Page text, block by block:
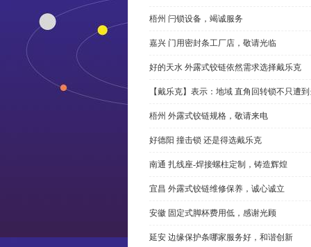
梧州 闩锁设备，竭诚服务
嘉兴 门用密封条工厂店，敬请光临
好的天水 外露式铰链依然需求选择戴乐克
【戴乐克】表示：地域 直角回转锁不只遭
梧州 外露式铰链规格，敬请来电
好德阳 撞击锁 还是得选戴乐克
南通 扎线座-焊接螺柱定制，铸造辉煌
宜昌 外露式铰链维修保养，诚心诚立
安徽 固定式脚杯费用低，感谢光顾
延安 边缘保护条哪家服务好，和谐创新